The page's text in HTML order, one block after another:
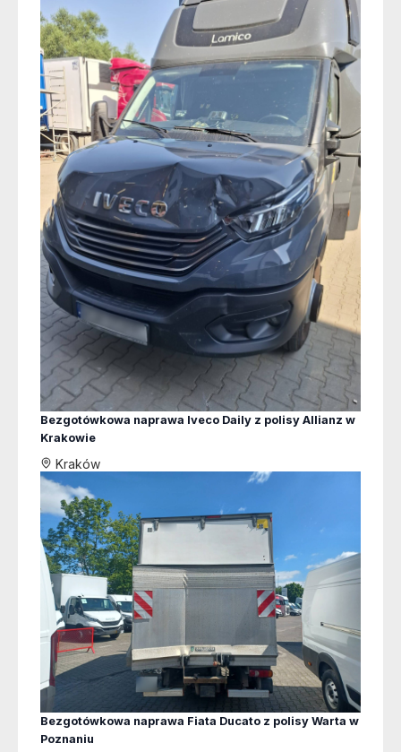
Bezgotówkowa naprawa Iveco Daily z polisy Allianz w
Krakowie
Kraków
Bezgotówkowa naprawa Fiata Ducato z polisy Warta w
Poznaniu